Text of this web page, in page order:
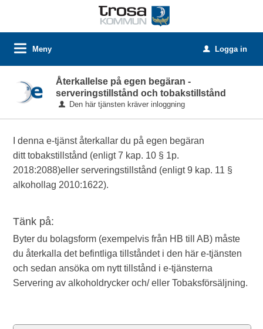
Meny u Logga in
Återkallelse på egen begäran -
serveringstillstånd och tobakstillstånd
Den här tjänsten kräver inloggning
I denna e-tjänst återkallar du på egen begäran
ditt tobakstillstånd (enligt 7 kap. 10 § 1p.
2018:2088)eller serveringstillstånd (enligt 9 kap. 11 §
alkohollag 2010:1622).
Tänk på:
Byter du bolagsform (exempelvis från HB till AB) måste
du återkalla det befintliga tillståndet i den här e-tjänsten
och sedan ansöka om nytt tillstånd i e-tjänsterna
Servering av alkoholdrycker och/ eller Tobaksförsäljning.